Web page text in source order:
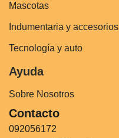
Mascotas
Indumentaria y accesorios
Tecnología y auto
Ayuda
Sobre Nosotros
Contacto
092056172